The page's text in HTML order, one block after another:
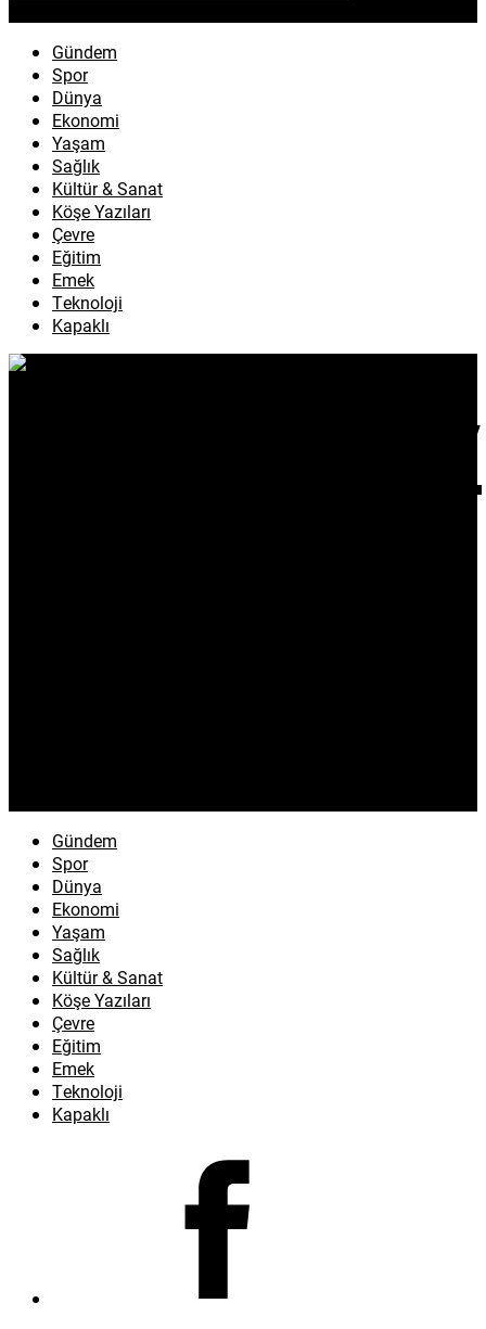
Gündem
Spor
Dünya
Ekonomi
Yaşam
Sağlık
Kültür & Sanat
Köşe Yazıları
Çevre
Eğitim
Emek
Teknoloji
Kapaklı
Gündem
Spor
Dünya
Ekonomi
Yaşam
Sağlık
Kültür & Sanat
Köşe Yazıları
Çevre
Eğitim
Emek
Teknoloji
Kapaklı